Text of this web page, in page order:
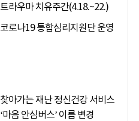
트라우마 치유주간(4.18.~22.)
코로나19 통합심리지원단 운영
찾아가는 재난 정신건강 서비스
‘마음 안심버스’ 이름 변경